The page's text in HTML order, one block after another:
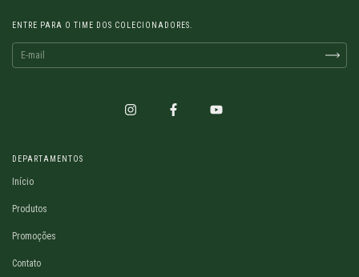
ENTRE PARA O TIME DOS COLECIONADORES.
DEPARTAMENTOS
Início
Produtos
Promoções
Contato